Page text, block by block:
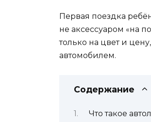
Первая поездка
не аксессуаром «на
только на цвет и
автомобилем.
Содержание
Что такое